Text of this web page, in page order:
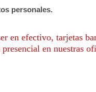
personales.
en efectivo, tarjetas
en nuestras